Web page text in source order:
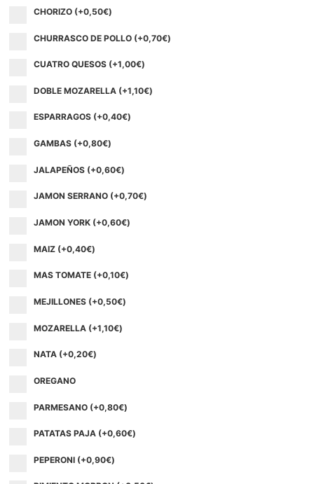
CHORIZO (+0,50€)
CHURRASCO DE POLLO (+0,70€)
CUATRO QUESOS (+1,00€)
DOBLE MOZARELLA (+1,10€)
ESPARRAGOS (+0,40€)
GAMBAS (+0,80€)
JALAPEÑOS (+0,60€)
JAMON SERRANO (+0,70€)
JAMON YORK (+0,60€)
MAIZ (+0,40€)
MAS TOMATE (+0,10€)
MEJILLONES (+0,50€)
MOZARELLA (+1,10€)
NATA (+0,20€)
OREGANO
PARMESANO (+0,80€)
PATATAS PAJA (+0,60€)
PEPERONI (+0,90€)